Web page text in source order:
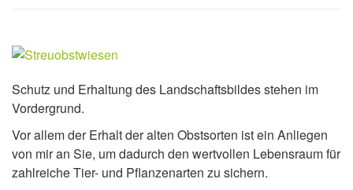
Schutz und Erhaltung des Landschaftsbildes stehen im
Vordergrund.
Vor allem der Erhalt der alten Obstsorten ist ein Anliegen
von mir an Sie, um dadurch den wertvollen Lebensraum für
zahlreiche Tier- und Pflanzenarten zu sichern.